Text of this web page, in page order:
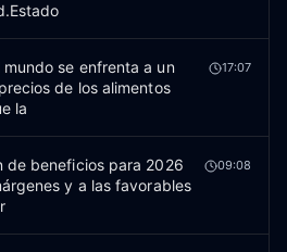
se enfrenta a un
de los alimentos
la
17:07
de beneficios para 2026
y a las favorables
09:08